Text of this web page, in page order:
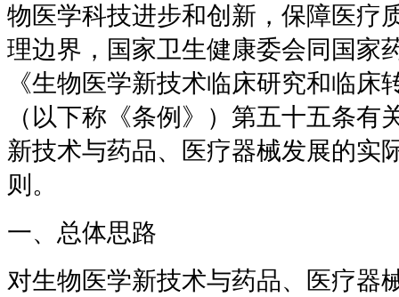
物医学科技进步和创新，保障医疗
理边界，国家卫生健康委会同国家
《生物医学新技术临床研究和临床
（以下称《条例》）第五十五条有
新技术与药品、医疗器械发展的实
则。
一、总体思路
对生物医学新技术与药品、医疗器